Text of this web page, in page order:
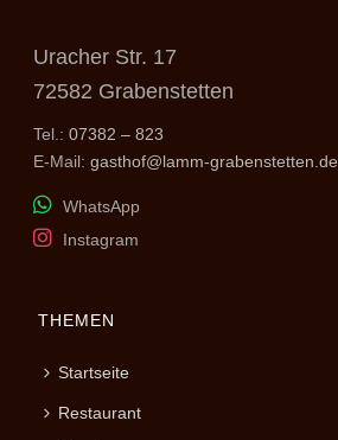
Uracher Str. 17
72582 Grabenstetten
Tel.:07382 – 823
E-Mail:gasthof@lamm-grabenstetten.de
WhatsApp
Instagram
THEMEN
Startseite
Restaurant